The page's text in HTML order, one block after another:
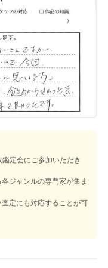
定会にご参加いただき
ジャンルの専門家が集ま
定にも対応することが可